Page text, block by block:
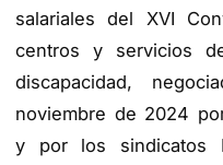
salariales del XVI
centros y servicios
discapacidad,
noviembre de 2024
y por los sindicatos